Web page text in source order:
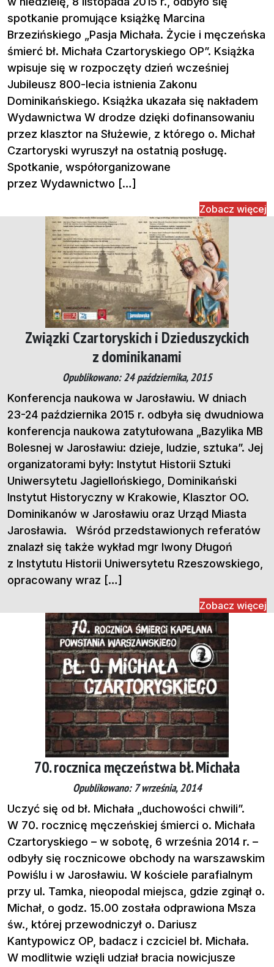
spotkanie promujące książkę Marcina
Brzezińskiego „Pasja Michała. Życie i męczeńska
śmierć bł. Michała Czartoryskiego OP”. Książka
wpisuje się w rozpoczęty dzień wcześniej
Jubileusz 800-lecia istnienia Zakonu
Dominikańskiego. Książka ukazała się nakładem
Wydawnictwa W drodze dzięki dofinansowaniu
przez klasztor na Służewie, z którego o. Michał
Czartoryski wyruszył na ostatnią posługę.
Spotkanie, współorganizowane
przez Wydawnictwo […]
Zobacz więcej
Związki Czartoryskich i Dzieduszyckich
z dominikanami
Opublikowano: 24 października, 2015
Konferencja naukowa w Jarosławiu. W dniach
23-24 października 2015 r. odbyła się dwudniowa
konferencja naukowa zatytułowana „Bazylika MB
Bolesnej w Jarosławiu: dzieje, ludzie, sztuka”. Jej
organizatorami były: Instytut Historii Sztuki
Uniwersytetu Jagiellońskiego, Dominikański
Instytut Historyczny w Krakowie, Klasztor OO.
Dominikanów w Jarosławiu oraz Urząd Miasta
Jarosławia. Wśród przedstawionych referatów
znalazł się także wykład mgr Iwony Długoń
z Instytutu Historii Uniwersytetu Rzeszowskiego,
opracowany wraz […]
Zobacz więcej
70. rocznica męczeństwa bł. Michała
Opublikowano: 7 września, 2014
Uczyć się od bł. Michała „duchowości chwili”.
W 70. rocznicę męczeńskiej śmierci o. Michała
Czartoryskiego – w sobotę, 6 września 2014 r. –
odbyły się rocznicowe obchody na warszawskim
Powiślu i w Jarosławiu. W kościele parafialnym
przy ul. Tamka, nieopodal miejsca, gdzie zginął o.
Michał, o godz. 15.00 została odprawiona Msza
św., której przewodniczył o. Dariusz
Kantypowicz OP, badacz i czciciel bł. Michała.
W modlitwie wzięli udział bracia nowicjusze